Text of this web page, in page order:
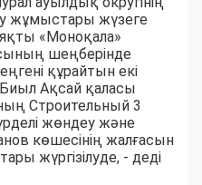
жұмыстары жүзеге
«Моноқала»
шеңберінде
құрайтын екі
Ақсай қаласы
Строительный 3
жөндеу және
көшесінің жалғасын
жүргізілуде, - деді